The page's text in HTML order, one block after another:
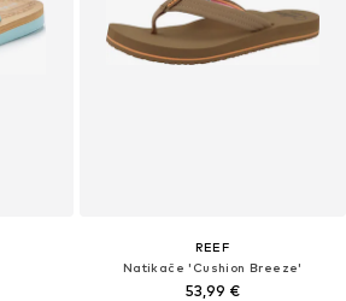
REEF
Natikače 'Cushion Breeze'
53,99 €